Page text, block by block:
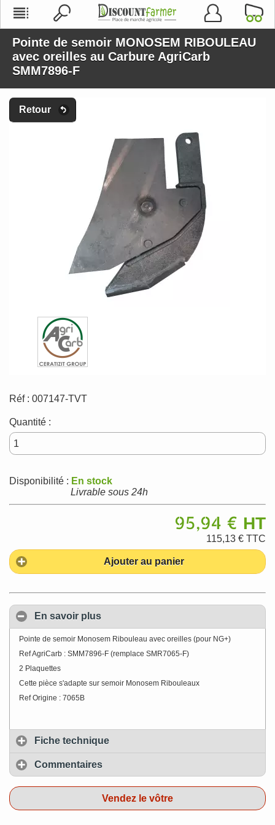
Pointe de semoir MONOSEM RIBOULEAU
avec oreilles au Carbure AgriCarb
SMM7896-F
Retour
Réf : 007147-TVT
Quantité :
Disponibilité : En stock
Livrable sous 24h
95,94 € HT
115,13 € TTC
Ajouter au panier
En savoir plus
Pointe de semoir Monosem Ribouleau avec oreilles (pour NG+)
Ref AgriCarb : SMM7896-F (remplace SMR7065-F)
2 Plaquettes
Cette pièce s'adapte sur semoir Monosem Ribouleaux
Ref Origine : 7065B
Fiche technique
Commentaires
Vendez le vôtre